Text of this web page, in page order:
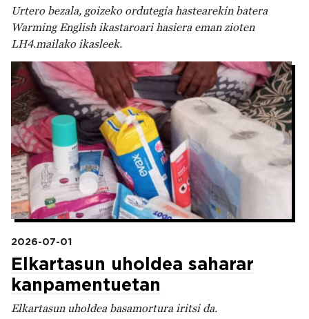
Urtero bezala, goizeko ordutegia hastearekin batera
Warming English ikastaroari hasiera eman zioten
LH4.mailako ikasleek.
Irudia
2026-07-01
Elkartasun uholdea saharar
kanpamentuetan
Elkartasun uholdea basamortura iritsi da.